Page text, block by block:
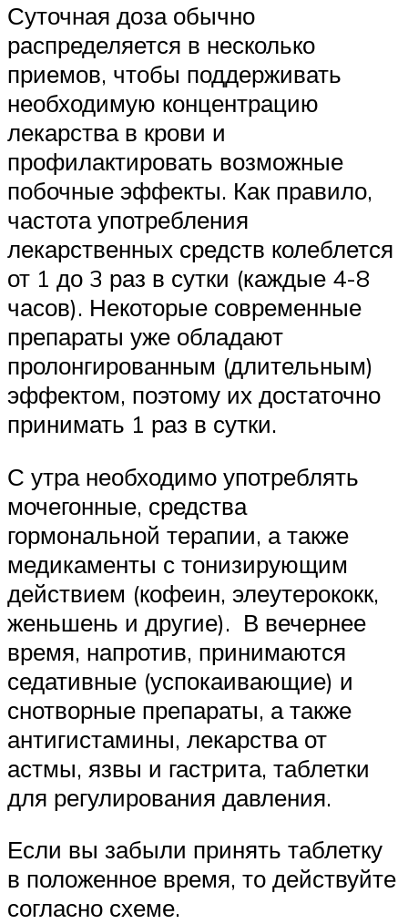
Суточная доза обычно
распределяется в несколько
приемов, чтобы поддерживать
необходимую концентрацию
лекарства в крови и
профилактировать возможные
побочные эффекты. Как правило,
частота употребления
лекарственных средств колеблется
от 1 до 3 раз в сутки (каждые 4-8
часов). Некоторые современные
препараты уже обладают
пролонгированным (длительным)
эффектом, поэтому их достаточно
принимать 1 раз в сутки.
С утра необходимо употреблять
мочегонные, средства
гормональной терапии, а также
медикаменты с тонизирующим
действием (кофеин, элеутерококк,
женьшень и другие). В вечернее
время, напротив, принимаются
седативные (успокаивающие) и
снотворные препараты, а также
антигистамины, лекарства от
астмы, язвы и гастрита, таблетки
для регулирования давления.
Если вы забыли принять таблетку
в положенное время, то действуйте
согласно схеме.